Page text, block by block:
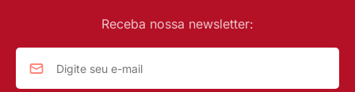
Receba nossa newsletter: